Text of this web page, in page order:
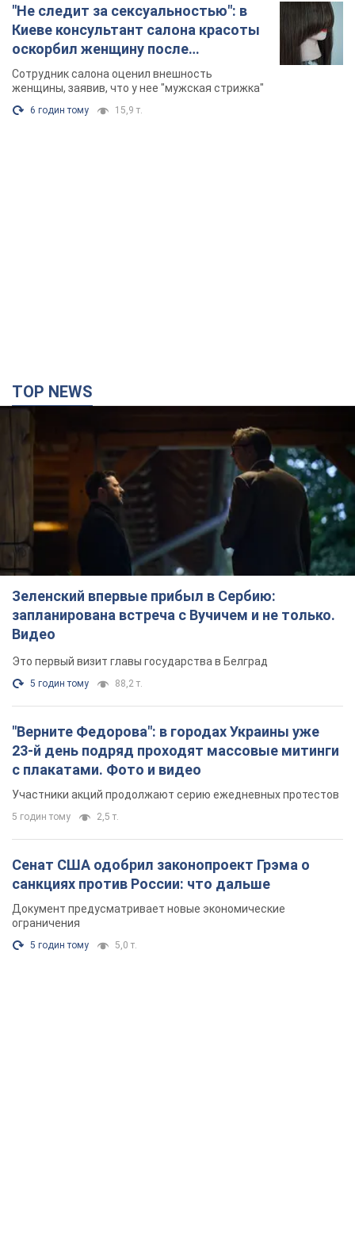
"Не следит за сексуальностью": в
Киеве консультант салона красоты
оскорбил женщину после
химиотерапии, разгорелся скандал.
Фото
Сотрудник салона оценил внешность
женщины, заявив, что у нее "мужская стрижка"
6 годин тому 15,9 т.
TOP NEWS
Зеленский впервые прибыл в Сербию:
запланирована встреча с Вучичем и не только.
Видео
Это первый визит главы государства в Белград
5 годин тому 88,2 т.
"Верните Федорова": в городах Украины уже
23-й день подряд проходят массовые митинги
с плакатами. Фото и видео
Участники акций продолжают серию ежедневных протестов
5 годин тому 2,5 т.
Сенат США одобрил законопроект Грэма о
санкциях против России: что дальше
Документ предусматривает новые экономические
ограничения
5 годин тому 5,0 т.